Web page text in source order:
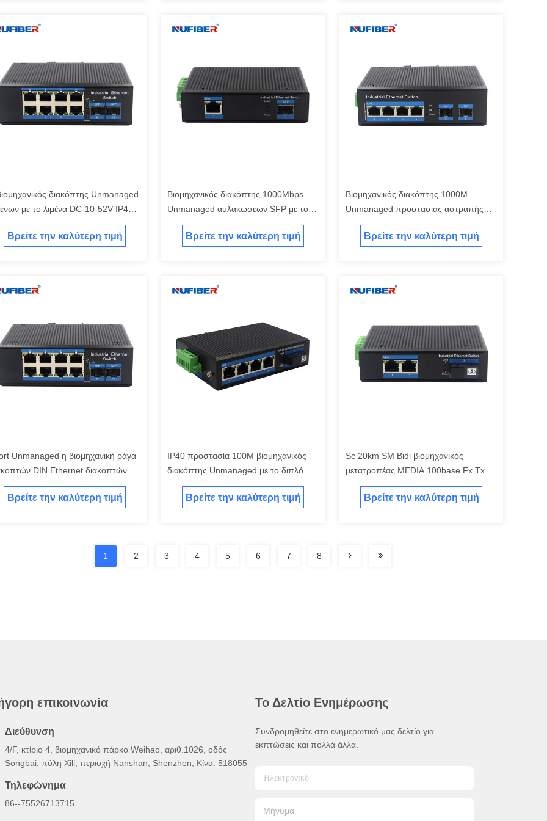
διακόπτης Unmanaged
με το λιμένα DC-10-52V IP40
Βρείτε την καλύτερη τιμή
Βιομηχανικός διακόπτης 1000Mbps
Unmanaged αυλακώσεων SFP με το
υλικό κραμάτων αργιλίου
Βρείτε την καλύτερη τιμή
Βιομηχανικός διακόπτης 1000M
Unmanaged προστασίας αστραπής
διακόπτης Ethernet ραγών DIN
Βρείτε την καλύτερη τιμή
Unmanaged η βιομηχανική ράγα
DIN Ethernet διακοπτών
τοποθετεί
Βρείτε την καλύτερη τιμή
IP40 προστασία 100M βιομηχανικός
διακόπτης Unmanaged με το διπλό Sc
20km 1310nm SM
Βρείτε την καλύτερη τιμή
Sc 20km SM Bidi βιομηχανικός
μετατροπέας MEDIA 100base Fx Tx
διακοπτών Unmanaged
Βρείτε την καλύτερη τιμή
1 2 3 4 5 6 7 8
επικοινωνία
Διεύθυνση
4/F, κτίριο 4, βιομηχανικό πάρκο Weihao, αριθ.1026, οδός
Songbai, πόλη Xili, περιοχή Nanshan, Shenzhen, Κίνα. 518055
Τηλεφώνημα
86--75526713715
Το Δελτίο Ενημέρωσης
Συνδρομηθείτε στο ενημερωτικό μας δελτίο για
εκπτώσεις και πολλά άλλα.